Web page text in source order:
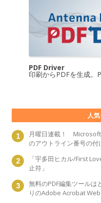
PDF Driver
印刷からPDFを生成。
人
月曜日連載！
のアウトライン番号の
「宇多田ヒカル/First
止符」
無料のPDF編集ツール
りのAdobe Acrobat Web